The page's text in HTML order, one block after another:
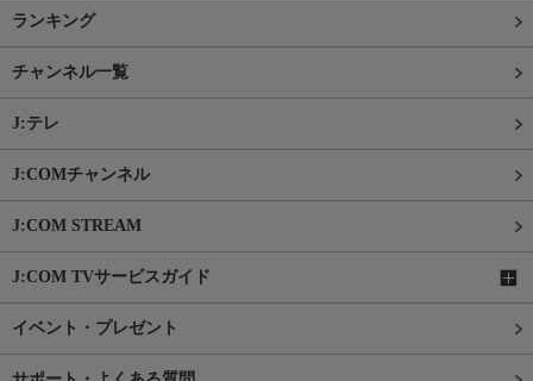
ランキング
チャンネル一覧
J:テレ
J:COMチャンネル
J:COM STREAM
J:COM TVサービスガイド
イベント・プレゼント